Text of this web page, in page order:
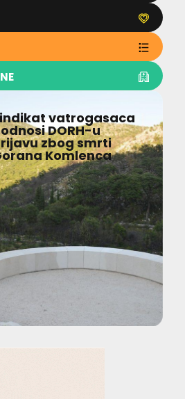
vatrogasaca
DORH-u
zbog smrti
Komlenca